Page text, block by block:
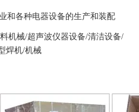
各种电器设备的生产和装配
机械/超声波仪器设备/清洁设备/
焊机/机械